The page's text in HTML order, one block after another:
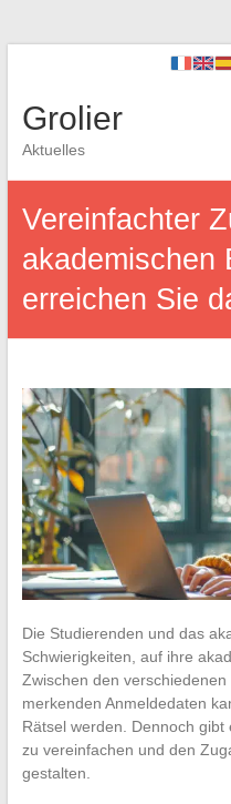
Grolier
Aktuelles
Vereinfachter
akademischen
erreichen Sie
Die Studierenden und das
Schwierigkeiten, auf ihre
Zwischen den
merkenden Anmeldedaten
Rätsel werden. Dennoch
zu vereinfachen und den
gestalten.